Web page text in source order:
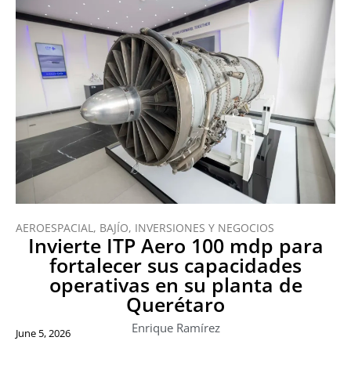
AEROESPACIAL, BAJÍO, INVERSIONES Y NEGOCIOS
Invierte ITP Aero 100 mdp para
fortalecer sus capacidades
operativas en su planta de
Querétaro
Enrique Ramírez
June 5, 2026